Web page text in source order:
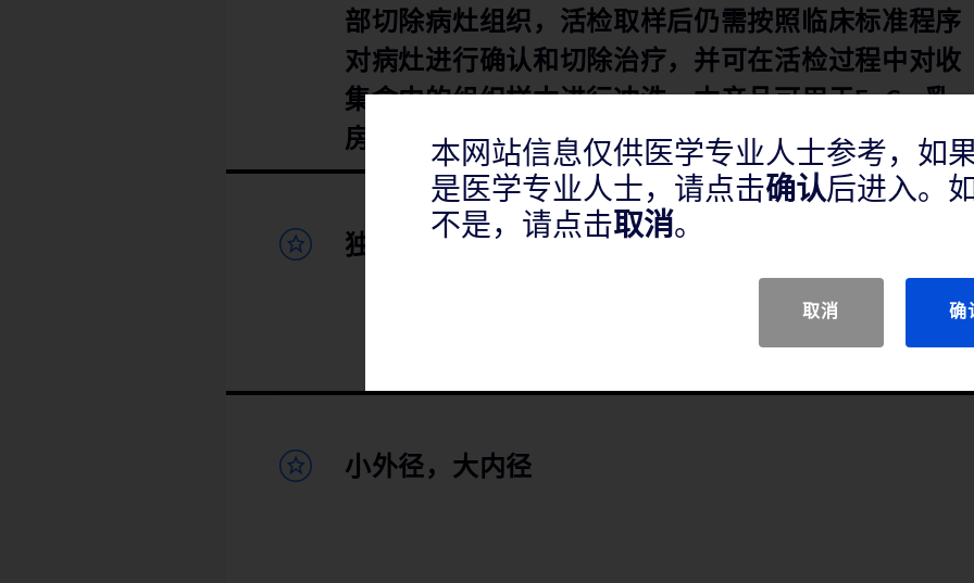
部切除病灶组织，活检取样后仍需按照临床标准程序
对病灶进行确认和切除治疗，并可在活检过程中对收
集盒内的组织样本进行冲洗。本产品可用于EnCor乳
房活检系统，包括EnCor和EnCorEnspire.
术中自动冲洗样本
独特的三凹面针尖设计
小外径，大内径
本网站信息仅供医学专业人士参考，如
是医学专业人士，请点击确认后进入。
不是，请点击取消。
取消 确